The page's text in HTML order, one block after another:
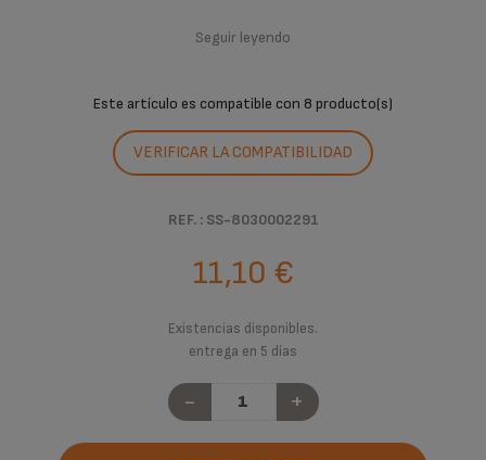
Seguir leyendo
Este artículo es compatible con 8 producto(s)
VERIFICAR LA COMPATIBILIDAD
REF. : SS-8030002291
11,10 €
Existencias disponibles.
entrega en 5 días
- +